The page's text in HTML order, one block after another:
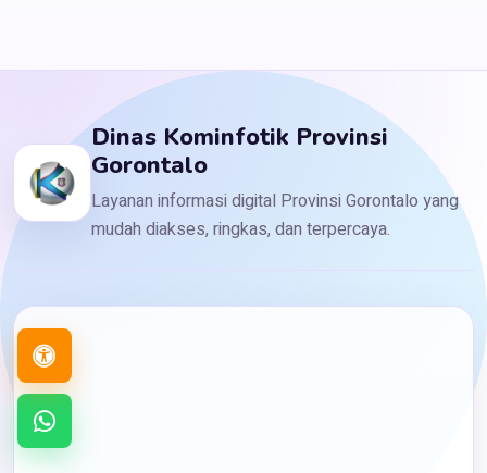
Dinas Kominfotik Provinsi
Gorontalo
Layanan informasi digital Provinsi Gorontalo yang
mudah diakses, ringkas, dan terpercaya.
Buka
menu
aksesibilitas
Chat
WhatsApp